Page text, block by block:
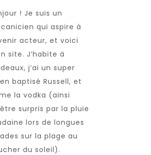
! Je suis un
qui aspire à
acteur, et voici
site. J’habite à
j’ai un super
baptisé Russell, et
la vodka (ainsi
surpris par la pluie
lors de longues
sur la plage au
du soleil).